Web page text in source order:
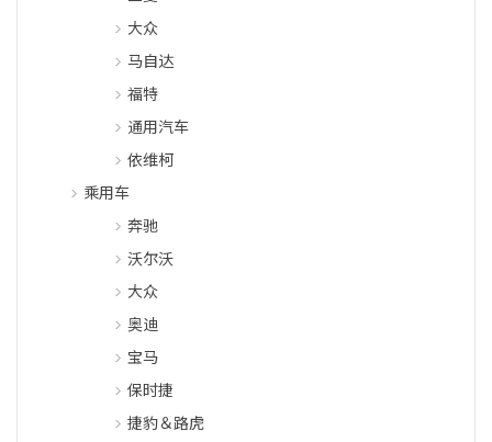
大众
马自达
福特
通用汽车
依维柯
乘用车
奔驰
沃尔沃
大众
奥迪
宝马
保时捷
捷豹＆路虎